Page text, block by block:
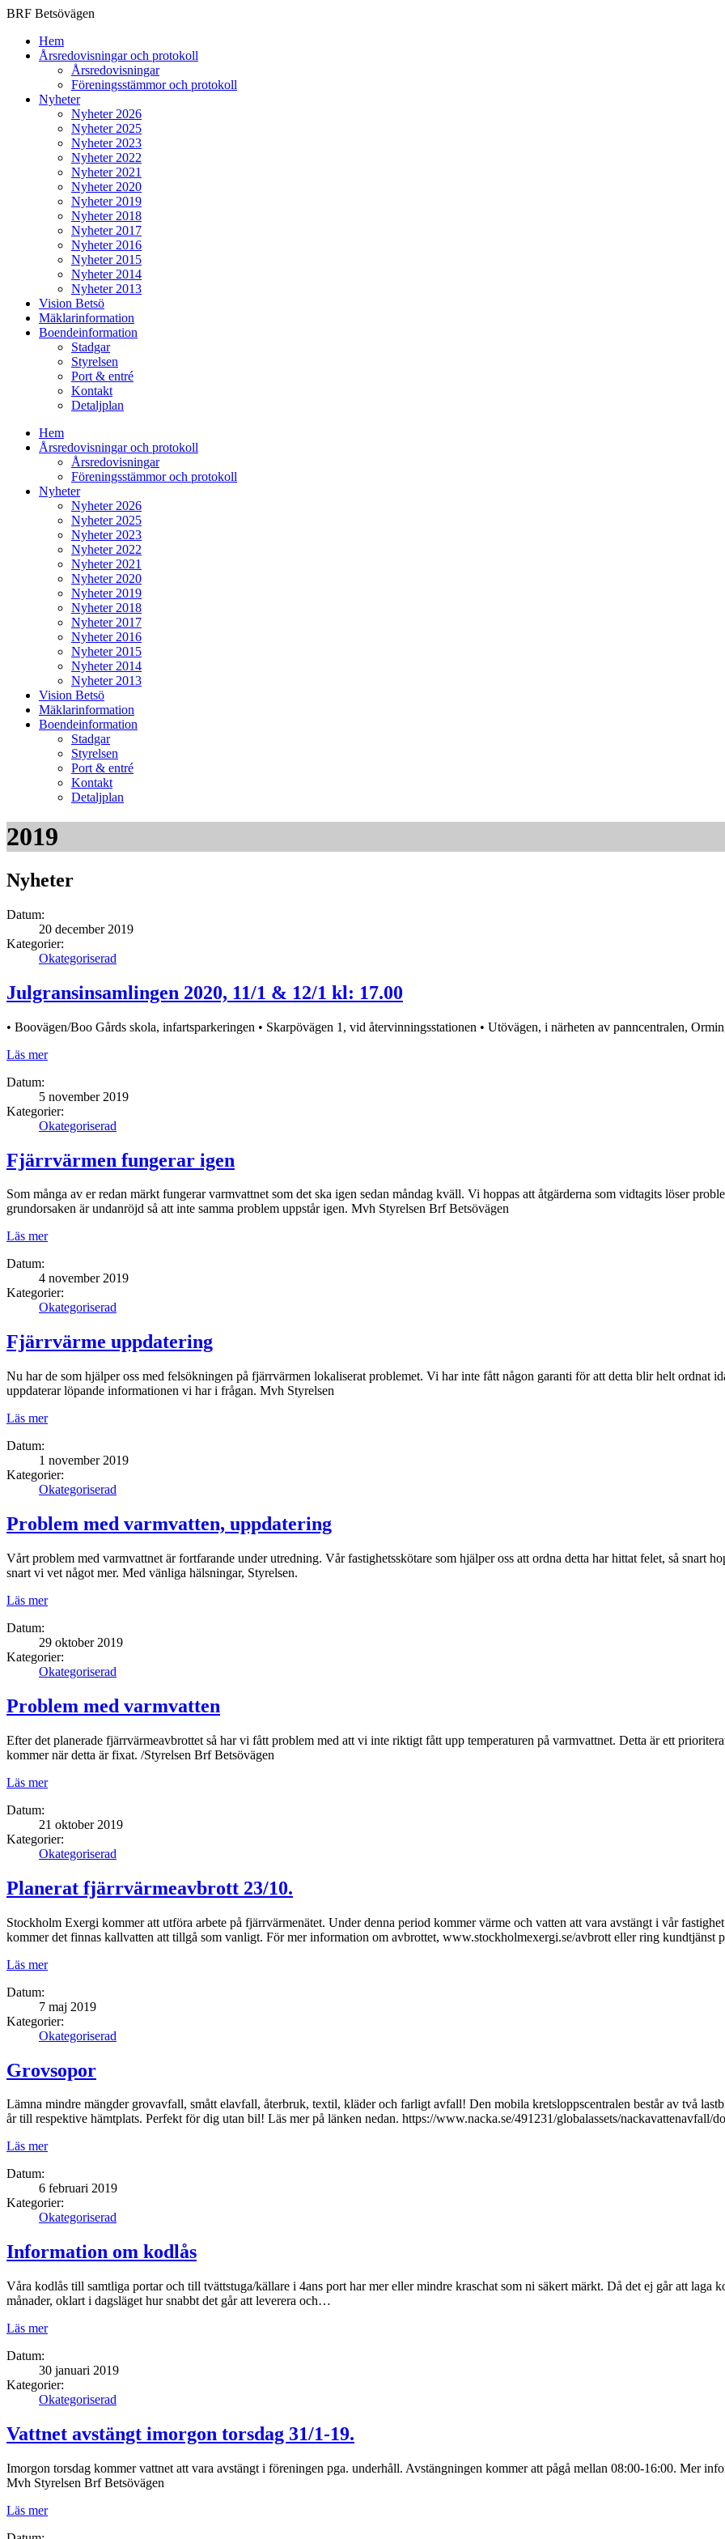
BRF Betsövägen
Hem
Årsredovisningar och protokoll
Årsredovisningar
Föreningsstämmor och protokoll
Nyheter
Nyheter 2026
Nyheter 2025
Nyheter 2023
Nyheter 2022
Nyheter 2021
Nyheter 2020
Nyheter 2019
Nyheter 2018
Nyheter 2017
Nyheter 2016
Nyheter 2015
Nyheter 2014
Nyheter 2013
Vision Betsö
Mäklarinformation
Boendeinformation
Stadgar
Styrelsen
Port & entré
Kontakt
Detaljplan
Hem
Årsredovisningar och protokoll
Årsredovisningar
Föreningsstämmor och protokoll
Nyheter
Nyheter 2026
Nyheter 2025
Nyheter 2023
Nyheter 2022
Nyheter 2021
Nyheter 2020
Nyheter 2019
Nyheter 2018
Nyheter 2017
Nyheter 2016
Nyheter 2015
Nyheter 2014
Nyheter 2013
Vision Betsö
Mäklarinformation
Boendeinformation
Stadgar
Styrelsen
Port & entré
Kontakt
Detaljplan
2019
Nyheter
Datum:
20 december 2019
Kategorier:
Okategoriserad
Julgransinsamlingen 2020, 11/1 & 12/1 kl: 17.00
• Boovägen/Boo Gårds skola, infartsparkeringen • Skarpövägen 1, vid återvinningsstationen • Utövägen, i närheten av panncentralen,
Läs mer
Datum:
5 november 2019
Kategorier:
Okategoriserad
Fjärrvärmen fungerar igen
Som många av er redan märkt fungerar varmvattnet som det ska igen sedan måndag kväll. Vi hoppas att åtgärderna som vidtagits löser
grundorsaken är undanröjd så att inte samma problem uppstår igen. Mvh Styrelsen Brf Betsövägen
Läs mer
Datum:
4 november 2019
Kategorier:
Okategoriserad
Fjärrvärme uppdatering
Nu har de som hjälper oss med felsökningen på fjärrvärmen lokaliserat problemet. Vi har inte fått någon garanti för att detta blir helt ordnat
uppdaterar löpande informationen vi har i frågan. Mvh Styrelsen
Läs mer
Datum:
1 november 2019
Kategorier:
Okategoriserad
Problem med varmvatten, uppdatering
Vårt problem med varmvattnet är fortfarande under utredning. Vår fastighetsskötare som hjälper oss att ordna detta har hittat felet, så snart
snart vi vet något mer. Med vänliga hälsningar, Styrelsen.
Läs mer
Datum:
29 oktober 2019
Kategorier:
Okategoriserad
Problem med varmvatten
Efter det planerade fjärrvärmeavbrottet så har vi fått problem med att vi inte riktigt fått upp temperaturen på varmvattnet. Detta är ett
kommer när detta är fixat. /Styrelsen Brf Betsövägen
Läs mer
Datum:
21 oktober 2019
Kategorier:
Okategoriserad
Planerat fjärrvärmeavbrott 23/10.
Stockholm Exergi kommer att utföra arbete på fjärrvärmenätet. Under denna period kommer värme och vatten att vara avstängt i vår
kommer det finnas kallvatten att tillgå som vanligt. För mer information om avbrottet, www.stockholmexergi.se/avbrott eller ring kundtjänst
Läs mer
Datum:
7 maj 2019
Kategorier:
Okategoriserad
Grovsopor
Lämna mindre mängder grovavfall, smått elavfall, återbruk, textil, kläder och farligt avfall! Den mobila kretsloppscentralen består av två
år till respektive hämtplats. Perfekt för dig utan bil! Läs mer på länken nedan. https://www.nacka.se/491231/globalassets/
Läs mer
Datum:
6 februari 2019
Kategorier:
Okategoriserad
Information om kodlås
Våra kodlås till samtliga portar och till tvättstuga/källare i 4ans port har mer eller mindre kraschat som ni säkert märkt. Då det ej går att laga
månader, oklart i dagsläget hur snabbt det går att leverera och…
Läs mer
Datum:
30 januari 2019
Kategorier:
Okategoriserad
Vattnet avstängt imorgon torsdag 31/1-19.
Imorgon torsdag kommer vattnet att vara avstängt i föreningen pga. underhåll. Avstängningen kommer att pågå mellan 08:00-16:00. Mer
Mvh Styrelsen Brf Betsövägen
Läs mer